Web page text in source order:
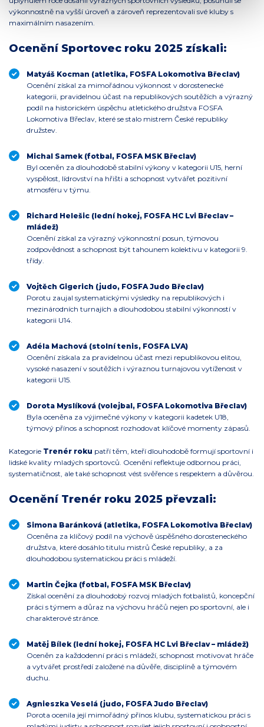
výkonnostně na vyšší úroveň a zároveň reprezentovali své kluby s
maximálním nasazením.
Ocenění Sportovec roku 2025 získali:
Matyáš Kocman (atletika, FOSFA Lokomotiva Břeclav)
Ocenění získal za mimořádnou výkonnost v dorostenecké
kategorii, pravidelnou účast na republikových soutěžích a výrazný
podíl na historickém úspěchu atletického družstva FOSFA
Lokomotiva Břeclav, které se stalo mistrem České republiky
družstev.
Michal Samek (fotbal, FOSFA MSK Břeclav)
Byl oceněn za dlouhodobě stabilní výkony v kategorii U15, herní
vyspělost, lídrovství na hřišti a schopnost vytvářet pozitivní
atmosféru v týmu.
Richard Helešic (lední hokej, FOSFA HC Lvi Břeclav –
mládež)
Ocenění získal za výrazný výkonnostní posun, týmovou
zodpovědnost a schopnost být tahounem kolektivu v kategorii 9.
třídy.
Vojtěch Gigerich (judo, FOSFA Judo Břeclav)
Porotu zaujal systematickými výsledky na republikových i
mezinárodních turnajích a dlouhodobou stabilní výkonností v
kategorii U14.
Adéla Machová (stolní tenis, FOSFA LVA)
Ocenění získala za pravidelnou účast mezi republikovou elitou,
vysoké nasazení v soutěžích i výraznou turnajovou vytíženost v
kategorii U15.
Dorota Myslíková (volejbal, FOSFA Lokomotiva Břeclav)
Byla oceněna za výjimečné výkony v kategorii kadetek U18,
týmový přínos a schopnost rozhodovat klíčové momenty zápasů.
Kategorie Trenér roku patří těm, kteří dlouhodobě formují sportovní i
lidské kvality mladých sportovců. Ocenění reflektuje odbornou práci,
systematičnost, ale také schopnost vést svěřence s respektem a důvěrou.
Ocenění Trenér roku 2025 převzali:
Simona Baránková (atletika, FOSFA Lokomotiva Břeclav)
Oceněna za klíčový podíl na výchově úspěšného dorosteneckého
družstva, které dosáhlo titulu mistrů České republiky, a za
dlouhodobou systematickou práci s mládeží.
Martin Čejka (fotbal, FOSFA MSK Břeclav)
Získal ocenění za dlouhodobý rozvoj mladých fotbalistů, koncepční
práci s týmem a důraz na výchovu hráčů nejen po sportovní, ale i
charakterové stránce.
Matěj Bílek (lední hokej, FOSFA HC Lvi Břeclav – mládež)
Oceněn za každodenní práci s mládeží, schopnost motivovat hráče
a vytvářet prostředí založené na důvěře, disciplíně a týmovém
duchu.
Agnieszka Veselá (judo, FOSFA Judo Břeclav)
Porota ocenila její mimořádný přínos klubu, systematickou práci s